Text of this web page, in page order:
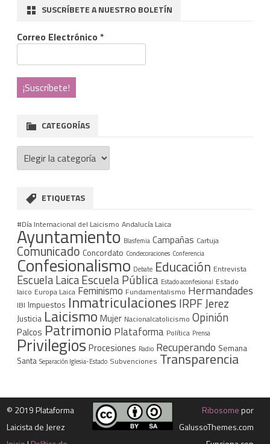
Asidonia-
Jerez
SUSCRÍBETE A NUESTRO BOLETÍN
Correo Electrónico *
CATEGORÍAS
Categorías
ETIQUETAS
#Día Internacional del Laicismo Andalucía Laica
Ayuntamiento Blasfemia Campañas Cartuja
Comunicado Concordato Condecoraciones Conferencia
Confesionalismo Debate Educación Entrevista
Escuela LaicaEscuela Pública Estado aconfesional Estado
laico Europa Laica Feminismo Fundamentalismo Hermandades
IBI Impuestos Inmatriculaciones IRPFJerez
Justicia Laicismo Mujer Nacionalcatolicismo Opinión
Palcos Patrimonio Plataforma Política Prensa
Privilegios Procesiones Radio Recuperando Semana
Santa Separación Iglesia-Estado Subvenciones Transparencia
© 2019 Plataforma
Laicista de Jerez
Ribosomepor
GalussoThemes.com